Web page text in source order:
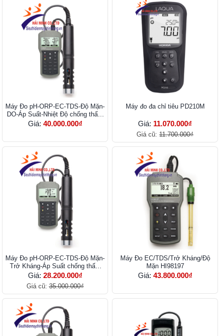
Máy Đo pH-ORP-EC-TDS-Độ Mặn-
DO-Áp Suất-Nhiệt Độ chống thấm
nước HI98194
Giá: 40.000.000₫
Máy đo đa chỉ tiêu PD210M
Giá: 11.070.000₫
Giá cũ: 11.700.000₫
Máy Đo pH-ORP-EC-TDS-Độ Mặn-
Trở Kháng-Áp Suất chống thấm
nước HI98195
Giá: 28.200.000₫
Giá cũ:35.000.000₫
Máy Đo EC/TDS/Trở Kháng/Độ
Mặn HI98197
Giá: 43.800.000₫